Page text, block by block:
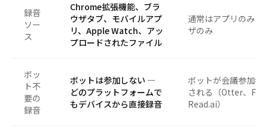
録音
ソー
ス
Chrome拡張機能、ブラ
ウザタブ、モバイルアプ
リ、Apple Watch、アッ
プロードされたファイル
通常はアプリのみま
ザのみ
ボッ
ト不
要の
録音
ボットは参加しない —
どのプラットフォームで
もデバイスから直接録音
ボットが会議参加者
される（Otter、
Read.ai）